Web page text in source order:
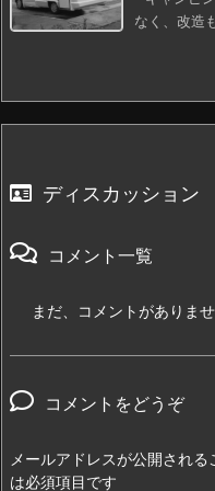
なく、改造
ディスカッション
コメント一覧
まだ、コメントがありま
コメントをどうぞ
メールアドレスが公開される
は必須項目です